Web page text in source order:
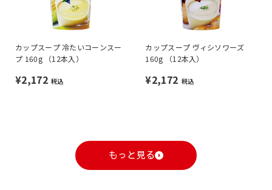
カップスープ 冷たいコーンスー
プ 160g （12本入）
¥2,172 税込
カップスープ ヴィシソワーズ
160g （12本入）
¥2,172 税込
もっと見る